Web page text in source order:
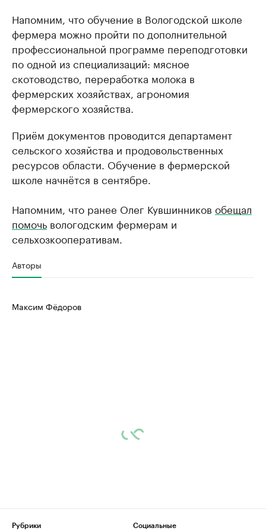
Напомним, что обучение в Вологодской школе
фермера можно пройти по дополнительной
профессиональной программе переподготовки
по одной из специализаций: мясное
скотоводство, переработка молока в
фермерских хозяйствах, агрономия
фермерского хозяйства.
Приём документов проводится департамент
сельского хозяйства и продовольственных
ресурсов области. Обучение в фермерской
школе начнётся в сентябре.
Напомним, что ранее Олег Кувшинников обещал
помочь вологодским фермерам и
сельхозкооперативам.
Авторы
Максим Фёдоров
Рубрики
Социальные